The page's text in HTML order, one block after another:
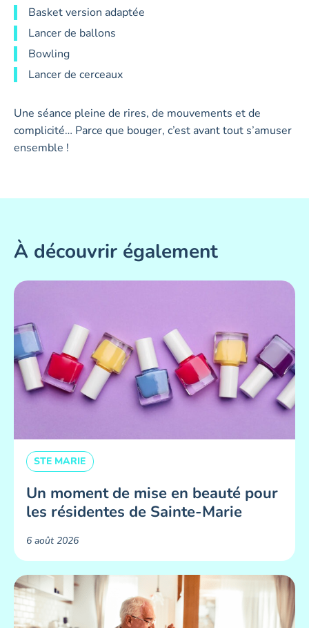
Basket version adaptée
Lancer de ballons
Bowling
Lancer de cerceaux
Une séance pleine de rires, de mouvements et de
complicité… Parce que bouger, c’est avant tout s’amuser
ensemble !
À découvrir également
STE MARIE
Un moment de mise en beauté pour
les résidentes de Sainte-Marie ​
6 août 2026